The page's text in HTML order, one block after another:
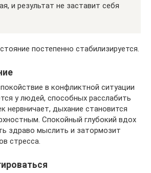
и результат не заставит себя
постепенно стабилизируется.
в конфликтной ситуации
у людей, способных расслабить
нервничает, дыхание становится
Спокойный глубокий вдох
здраво мыслить и затормозит
стресса.